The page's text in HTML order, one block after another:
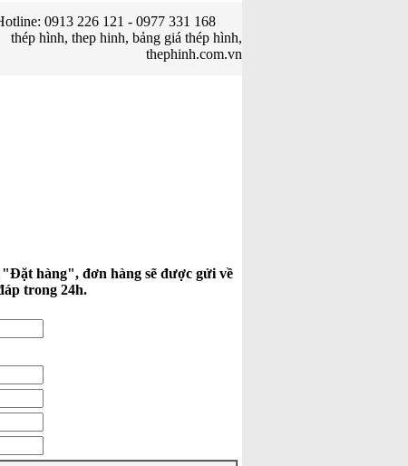
0913 226 121 - 0977 331 168
thép hình, thep hinh, bảng giá thép hình,
thephinh.com.vn
hàng", đơn hàng sẽ được gửi về
trong 24h.